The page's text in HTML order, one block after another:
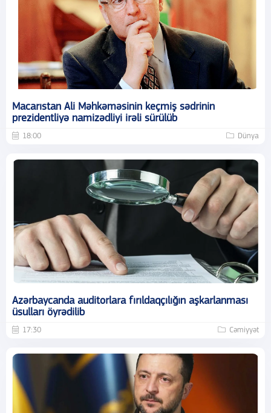
Macarıstan Ali Məhkəməsinin keçmiş sədrinin
prezidentliyə namizədliyi irəli sürülüb
18:00 Dünya
Azərbaycanda auditorlara fırıldaqçılığın aşkarlanması
üsulları öyrədilib
17:30 Cəmiyyət